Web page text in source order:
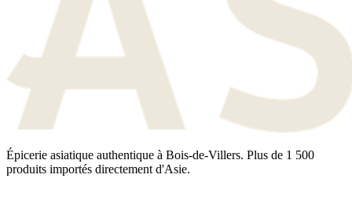
Épicerie asiatique authentique à Bois-de-Villers. Plus de 1 500
produits importés directement d'Asie.